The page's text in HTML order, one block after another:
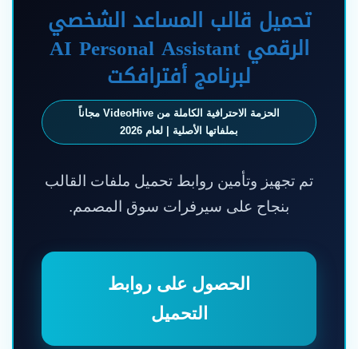
تحميل قالب المساعد الشخصي
الرقمي AI Personal Assistant
لبرنامج أفترافكت
الحزمة الاحترافية الكاملة من VideoHive مجاناً
بملفاتها الأصلية | لعام 2026
تم تجهيز وتأمين روابط تحميل ملفات القالب
بنجاح على سيرفرات سوق المصمم.
الحصول على روابط
التحميل